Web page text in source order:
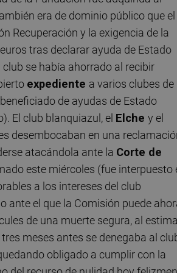
era de dominio público que el
Recuperación y la exigencia de la
tras declarar ayuda de Estado
se había ahorrado al recibir
expediente a varios clubes de
de ayudas de Estado
El club blanquiazul, el Elche y el
desembocaban en una
atacándola ante la Corte de
este miércoles (fue interpuesto
a los intereses del club
ante el que la Comisión puede
de una muerte segura, al
meses antes se denegaba al
obligado a cumplir con la